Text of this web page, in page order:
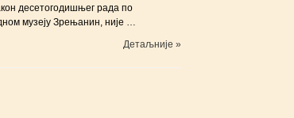
десетогодишњег рада по
музеју Зрењанин, није …
Детаљније »